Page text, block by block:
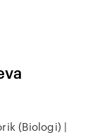
(Biologi) |